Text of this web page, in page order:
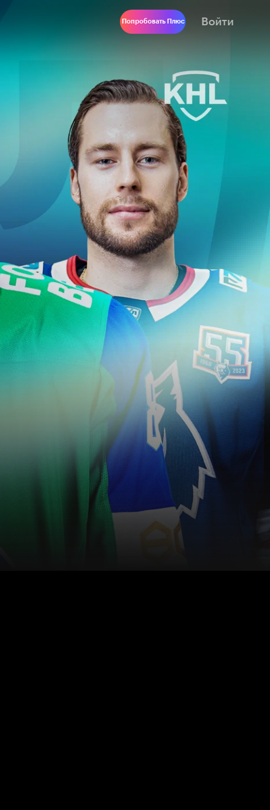
Попробовать Плюс Войти